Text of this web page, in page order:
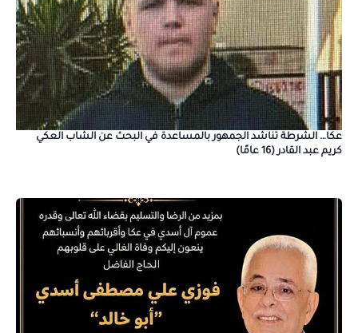
عكا… الشرطة تناشد الجمهور بالمساعدة في البحث عن الشاب العكي
كريم عبد القادر (16 عامًا)